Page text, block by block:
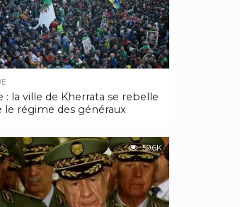
: la ville de Kherrata se rebelle
le régime des généraux
59.6K